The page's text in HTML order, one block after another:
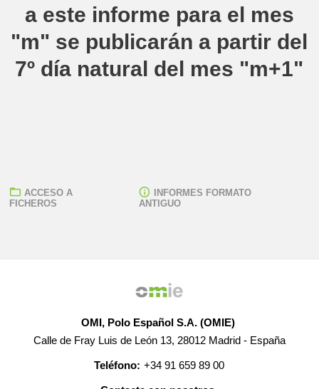
a este informe para el mes
"m" se publicarán a partir del
7º día natural del mes "m+1"
ACCESO A
FICHEROS
INFORMES FORMATO
ANTIGUO
OMI, Polo Español S.A. (OMIE)
Calle de Fray Luis de León 13, 28012 Madrid - España
Teléfono: +34 91 659 89 00